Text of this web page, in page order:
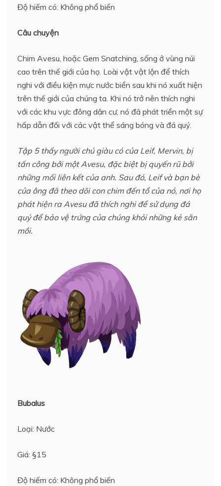
Độ hiếm có: Không phổ biến
Câu chuyện
Chim Avesu, hoặc Gem Snatching, sống ở vùng núi
cao trên thế giới của họ. Loài vật vật lộn để thích
nghi với điều kiện mực nước biển sau khi nó xuất hiện
trên thế giới của chúng ta. Khi nó trở nên thích nghi
với các khu vực đông dân cư, nó đã phát triển một sự
hấp dẫn đối với các vật thể sáng bóng và đá quý.
Tập 5 thấy người chú giàu có của Leif, Mervin, bị
tấn công bởi một Avesu, đặc biệt bị quyến rũ bởi
những mối liên kết của anh. Sau đó, Leif và bạn bè
của ông đã theo dõi con chim đến tổ của nó, nơi họ
phát hiện ra Avesu đã thích nghi để sử dụng đá
quý để bảo vệ trứng của chúng khỏi những kẻ săn
mồi.
Bubalus
Loại: Nước
Giá: §15
Độ hiếm có: Không phổ biến